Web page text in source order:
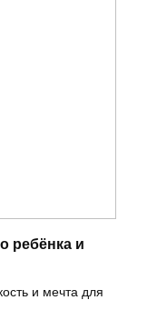
ребёнка и
и мечта для